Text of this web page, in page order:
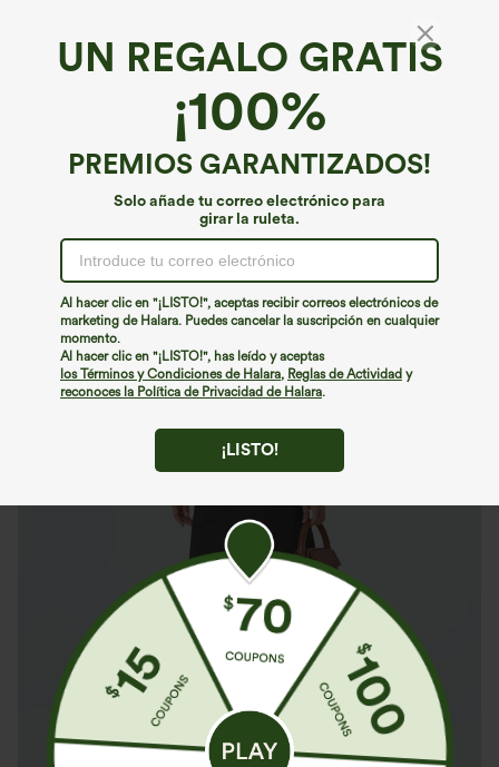
UN REGALO GRATIS
¡100%
PREMIOS GARANTIZADOS!
Solo añade tu correo electrónico para
girar la ruleta.
Al hacer clic en "¡LISTO!", aceptas recibir correos electrónicos de
marketing de Halara. Puedes cancelar la suscripción en cualquier
momento.
Al hacer clic en "¡LISTO!", has leído y aceptas
los Términos y Condiciones de Halara, Reglas de Actividad y
reconoces la Política de Privacidad de Halara.
¡LISTO!
Vestido de trabajo mini entallado, de manga
larga, con hombreras y cuello redondo
€44,95 EUR